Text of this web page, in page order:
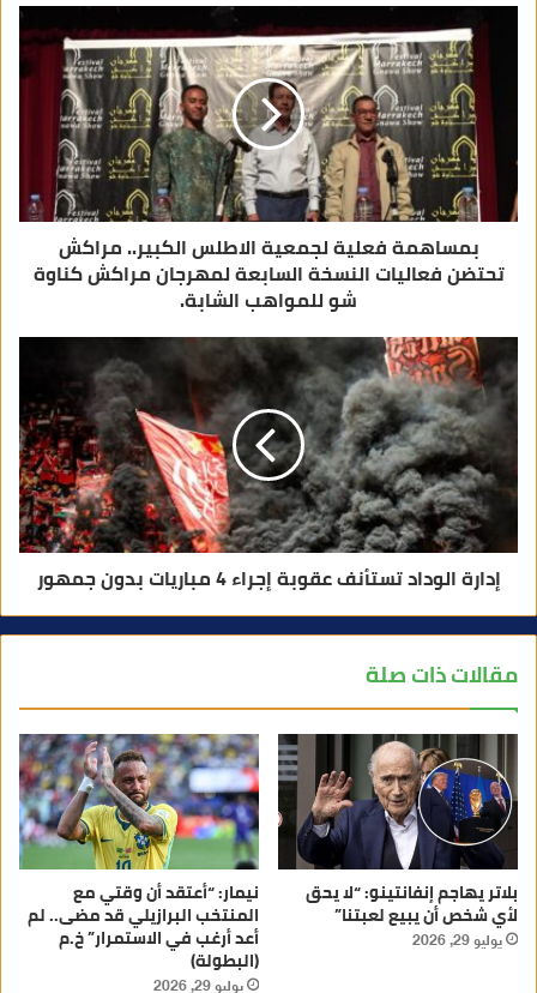
ا
ن
بمساهمة فعلية لجمعية الاطلس الكبير.. مراكش
تحتضن فعاليات النسخة السابعة لمهرجان مراكش كناوة
شو للمواهب الشابة.
إدارة الوداد تستأنف عقوبة إجراء 4 مباريات بدون جمهور
مقالات ذات صلة
بلاتر يهاجم إنفانتينو: “لا يحق
لأي شخص أن يبيع لعبتنا”
يوليو 29, 2026
نيمار: “أعتقد أن وقتي مع
المنتخب البرازيلي قد مضى.. لم
أعد أرغب في الاستمرار” خ.م
(البطولة)
يوليو 29, 2026